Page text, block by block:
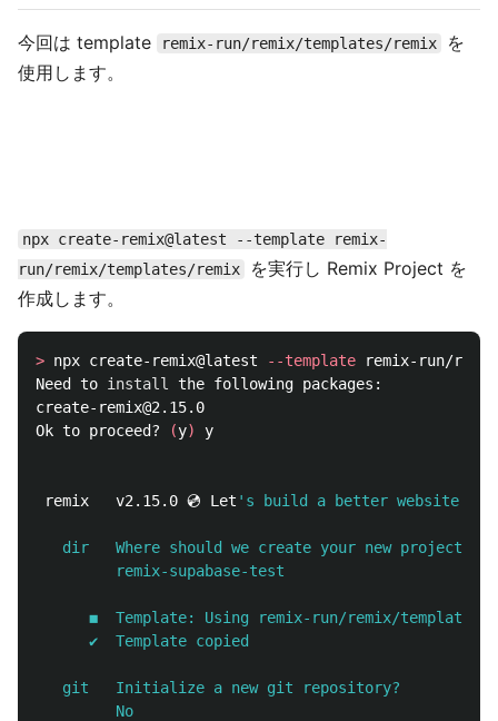
今回は template remix-run/remix/templates/remix
を
使用します。
npx create-remix@latest --template remix-
run/remix/templates/remix
を実行し Remix Project を
作成します。
> npx create-remix@latest --template remix-run/
Need to install the following packages:
create-remix@2.15.0
Ok to proceed?
(y) y
remix   v2.15.0 💿 Let 's build a better website...
   dir   Where should we create your new project?
         remix-supabase-test
◼  Template: Using remix-run/remix/templates/
      ✔  Template copied
   git   Initialize a new git repository?
         No